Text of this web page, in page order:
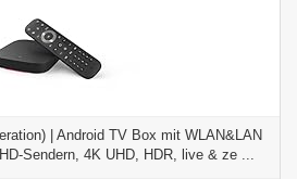
| Android TV Box mit WLAN&LAN
Sendern, 4K UHD, HDR, live & ze ...